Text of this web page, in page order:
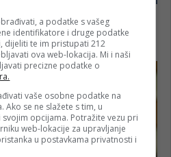
a podatke s vašeg
identifikatore i druge podatke
dijeliti te im pristupati 212
ova web-lokacija. Mi i naši
precizne podatke o
vaše osobne podatke na
se ne slažete s tim, u
opcijama. Potražite vezu pri
web-lokacije za upravljanje
u postavkama privatnosti i